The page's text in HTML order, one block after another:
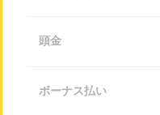
頭金
ボーナス払い